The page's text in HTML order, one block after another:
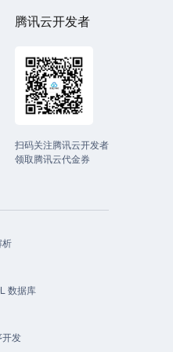
腾讯云开发者
扫码关注腾讯云开发者
领取腾讯云代金券
析
数据库
开发